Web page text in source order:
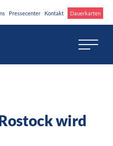
Pressecenter Kontakt Dauerkarten
wird